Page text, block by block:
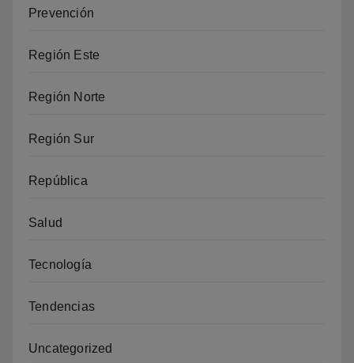
Prevención
Región Este
Región Norte
Región Sur
República
Salud
Tecnología
Tendencias
Uncategorized